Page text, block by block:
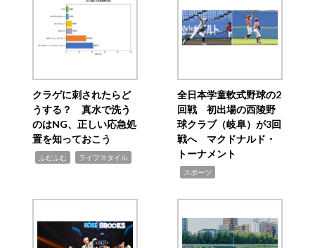
クラゲに刺されたらど
うする？ 真水で洗う
のはNG、正しい応急処
置を知っておこう
ふむふむ ライフスタイル
全日本学童軟式野球の2
回戦 初出場の西陵野
球クラブ（岐阜）が3回
戦へ マクドナルド・
トーナメント
スポーツ